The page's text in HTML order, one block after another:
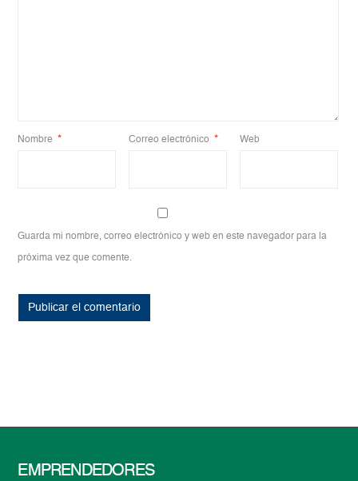
Nombre * Correo electrónico * Web
Guarda mi nombre, correo electrónico y web en este navegador para la
próxima vez que comente.
EMPRENDEDORES